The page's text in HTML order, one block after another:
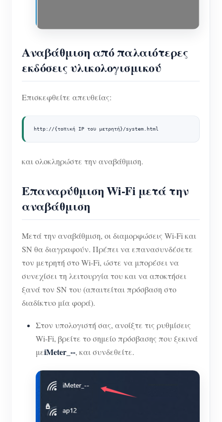
Αναβάθμιση από παλαιότερες
εκδόσεις υλικολογισμικού
Επισκεφθείτε απευθείας:
http://{τοπική IP του μετρητή}/system.html
και ολοκληρώστε την αναβάθμιση.
Επαναρύθμιση Wi-Fi μετά την
αναβάθμιση
Μετά την αναβάθμιση, οι διαμορφώσεις Wi-Fi και
SN θα διαγραφούν. Πρέπει να επανασυνδέσετε
τον μετρητή στο Wi-Fi, ώστε να μπορέσει να
συνεχίσει τη λειτουργία του και να αποκτήσει
ξανά τον SN του (απαιτείται πρόσβαση στο
διαδίκτυο μία φορά).
Στον υπολογιστή σας, ανοίξτε τις ρυθμίσεις
Wi-Fi, βρείτε το σημείο πρόσβασης που ξεκινά
μεiMeter_--, και συνδεθείτε.